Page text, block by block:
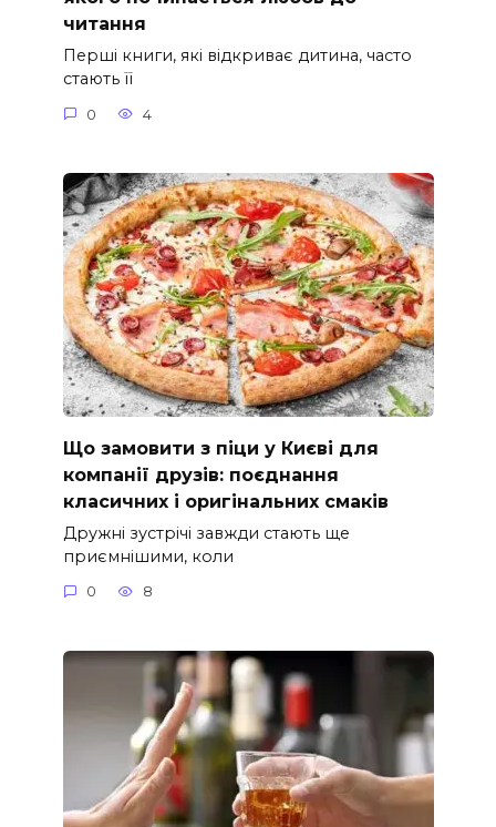
читання
Перші книги, які відкриває дитина, часто
стають її
0 4
Що замовити з піци у Києві для
компанії друзів: поєднання
класичних і оригінальних смаків
Дружні зустрічі завжди стають ще
приємнішими, коли
0 8